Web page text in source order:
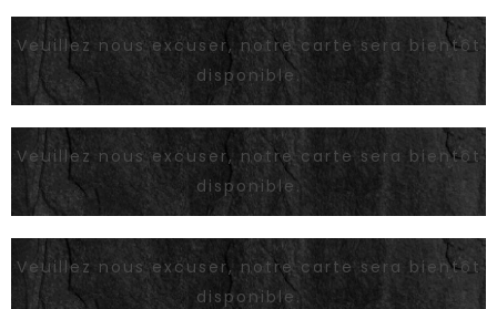
Veuillez nous excuser, notre carte sera bientôt
disponible.
Veuillez nous excuser, notre carte sera bientôt
disponible.
Veuillez nous excuser, notre carte sera bientôt
disponible.